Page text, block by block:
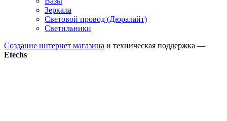
Зеркала
Световой провод (Дюралайт)
Светильники
Создание интернет магазина и техническая поддержка —
Etechs